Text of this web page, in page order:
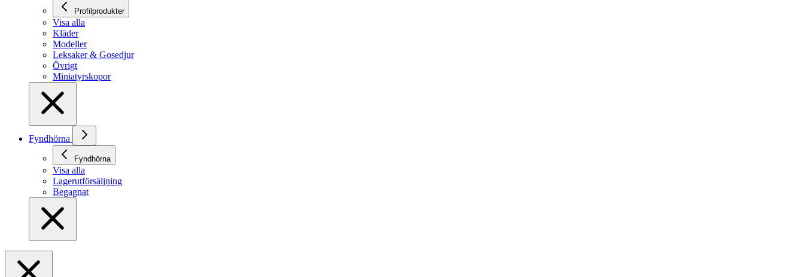
Profilprodukter
Visa alla
Kläder
Modeller
Leksaker & Gosedjur
Övrigt
Miniatyrskopor
Fyndhörna
Fyndhörna
Visa alla
Lagerutförsäljning
Begagnat